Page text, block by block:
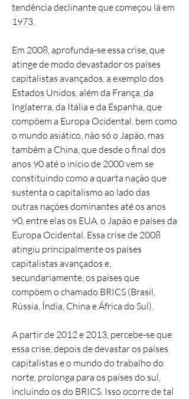
tendência declinante que começou lá em
1973.
Em 2008, aprofunda-se essa crise, que
atinge de modo devastador os países
capitalistas avançados, a exemplo dos
Estados Unidos, além da França, da
Inglaterra, da Itália e da Espanha, que
compõem a Europa Ocidental, bem como
o mundo asiático, não só o Japão, mas
também a China, que desde o final dos
anos 90 até o início de 2000 vem se
constituindo como a quarta nação que
sustenta o capitalismo ao lado das
outras nações dominantes até os anos
90, entre elas os EUA, o Japão e países da
Europa Ocidental. Essa crise de 2008
atingiu principalmente os países
capitalistas avançados e,
secundariamente, os países que
compõem o chamado BRICS (Brasil,
Rússia, Índia, China e África do Sul).
A partir de 2012 e 2013, percebe-se que
essa crise, depois de devastar os países
capitalistas e o mundo do trabalho do
norte, prolonga para os países do sul,
incluindo os do BRICS. Isso ocorre de tal